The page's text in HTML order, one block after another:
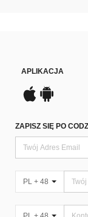
APLIKACJA
ZAPISZ SIĘ PO
PL + 48